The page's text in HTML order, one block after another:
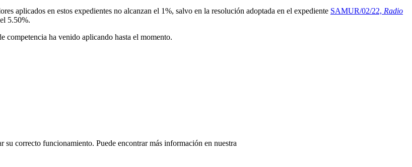
aplicados en estos expedientes no alcanzan el 1%, salvo en la resolución adoptada en el expediente SAMUR/02/22, Radio
5.50%.
competencia ha venido aplicando hasta el momento.
correcto funcionamiento. Puede encontrar más información en nuestra